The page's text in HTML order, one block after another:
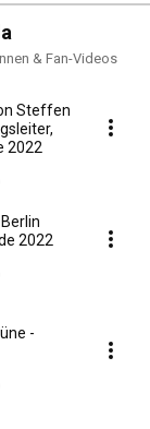
& Fan-Videos
Steffen
2022
2022
-